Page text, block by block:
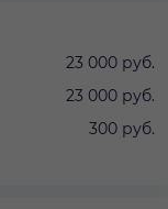
23 000 руб.
23 000 руб.
300 руб.